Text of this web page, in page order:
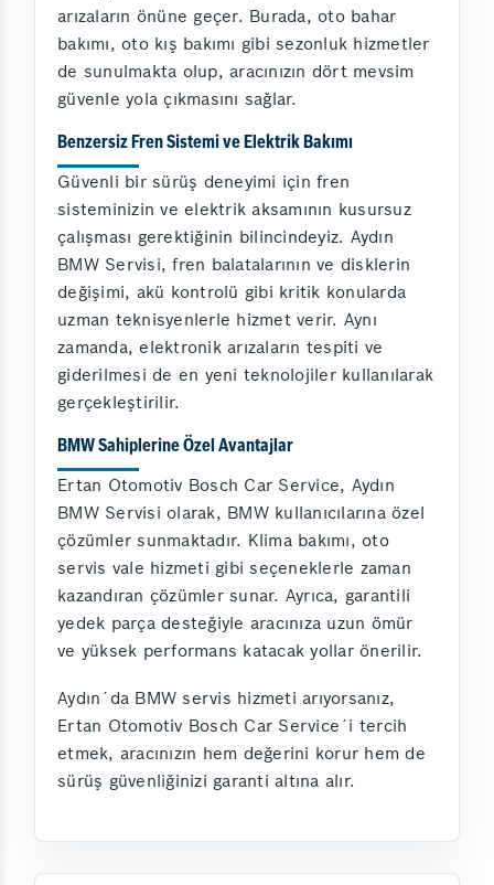
arızaların önüne geçer. Burada, oto bahar
bakımı, oto kış bakımı gibi sezonluk hizmetler
de sunulmakta olup, aracınızın dört mevsim
güvenle yola çıkmasını sağlar.
Benzersiz Fren Sistemi ve Elektrik Bakımı
Güvenli bir sürüş deneyimi için fren
sisteminizin ve elektrik aksamının kusursuz
çalışması gerektiğinin bilincindeyiz. Aydın
BMW Servisi, fren balatalarının ve disklerin
değişimi, akü kontrolü gibi kritik konularda
uzman teknisyenlerle hizmet verir. Aynı
zamanda, elektronik arızaların tespiti ve
giderilmesi de en yeni teknolojiler kullanılarak
gerçekleştirilir.
BMW Sahiplerine Özel Avantajlar
Ertan Otomotiv Bosch Car Service, Aydın
BMW Servisi olarak, BMW kullanıcılarına özel
çözümler sunmaktadır. Klima bakımı, oto
servis vale hizmeti gibi seçeneklerle zaman
kazandıran çözümler sunar. Ayrıca, garantili
yedek parça desteğiyle aracınıza uzun ömür
ve yüksek performans katacak yollar önerilir.
Aydın´da BMW servis hizmeti arıyorsanız,
Ertan Otomotiv Bosch Car Service´i tercih
etmek, aracınızın hem değerini korur hem de
sürüş güvenliğinizi garanti altına alır.